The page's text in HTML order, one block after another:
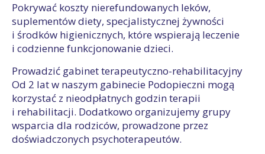
Pokrywać koszty nierefundowanych leków,
suplementów diety, specjalistycznej żywności
i środków higienicznych, które wspierają leczenie
i codzienne funkcjonowanie dzieci.
Prowadzić gabinet terapeutyczno-rehabilitacyjny
Od 2 lat w naszym gabinecie Podopieczni mogą
korzystać z nieodpłatnych godzin terapii
i rehabilitacji. Dodatkowo organizujemy grupy
wsparcia dla rodziców, prowadzone przez
doświadczonych psychoterapeutów.